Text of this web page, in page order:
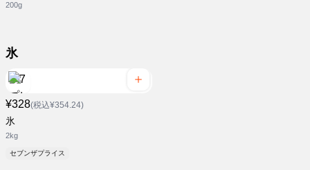
200g
氷
¥328(税込¥354.24)
氷
2kg
セブンザプライス